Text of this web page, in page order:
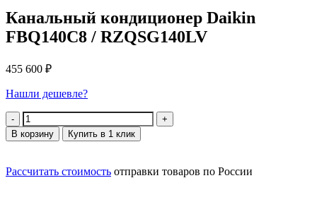
Канальный кондиционер Daikin
FBQ140C8 / RZQSG140LV
455 600 ₽
Нашли дешевле?
Количество
В корзину Купить в 1 клик
Рассчитать стоимость отправки товаров по России